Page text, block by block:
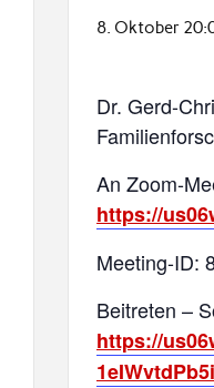
8. Oktober
Dr. Gerd-
An Zoom-
https://
Meeting-ID:
Beitreten –
https://